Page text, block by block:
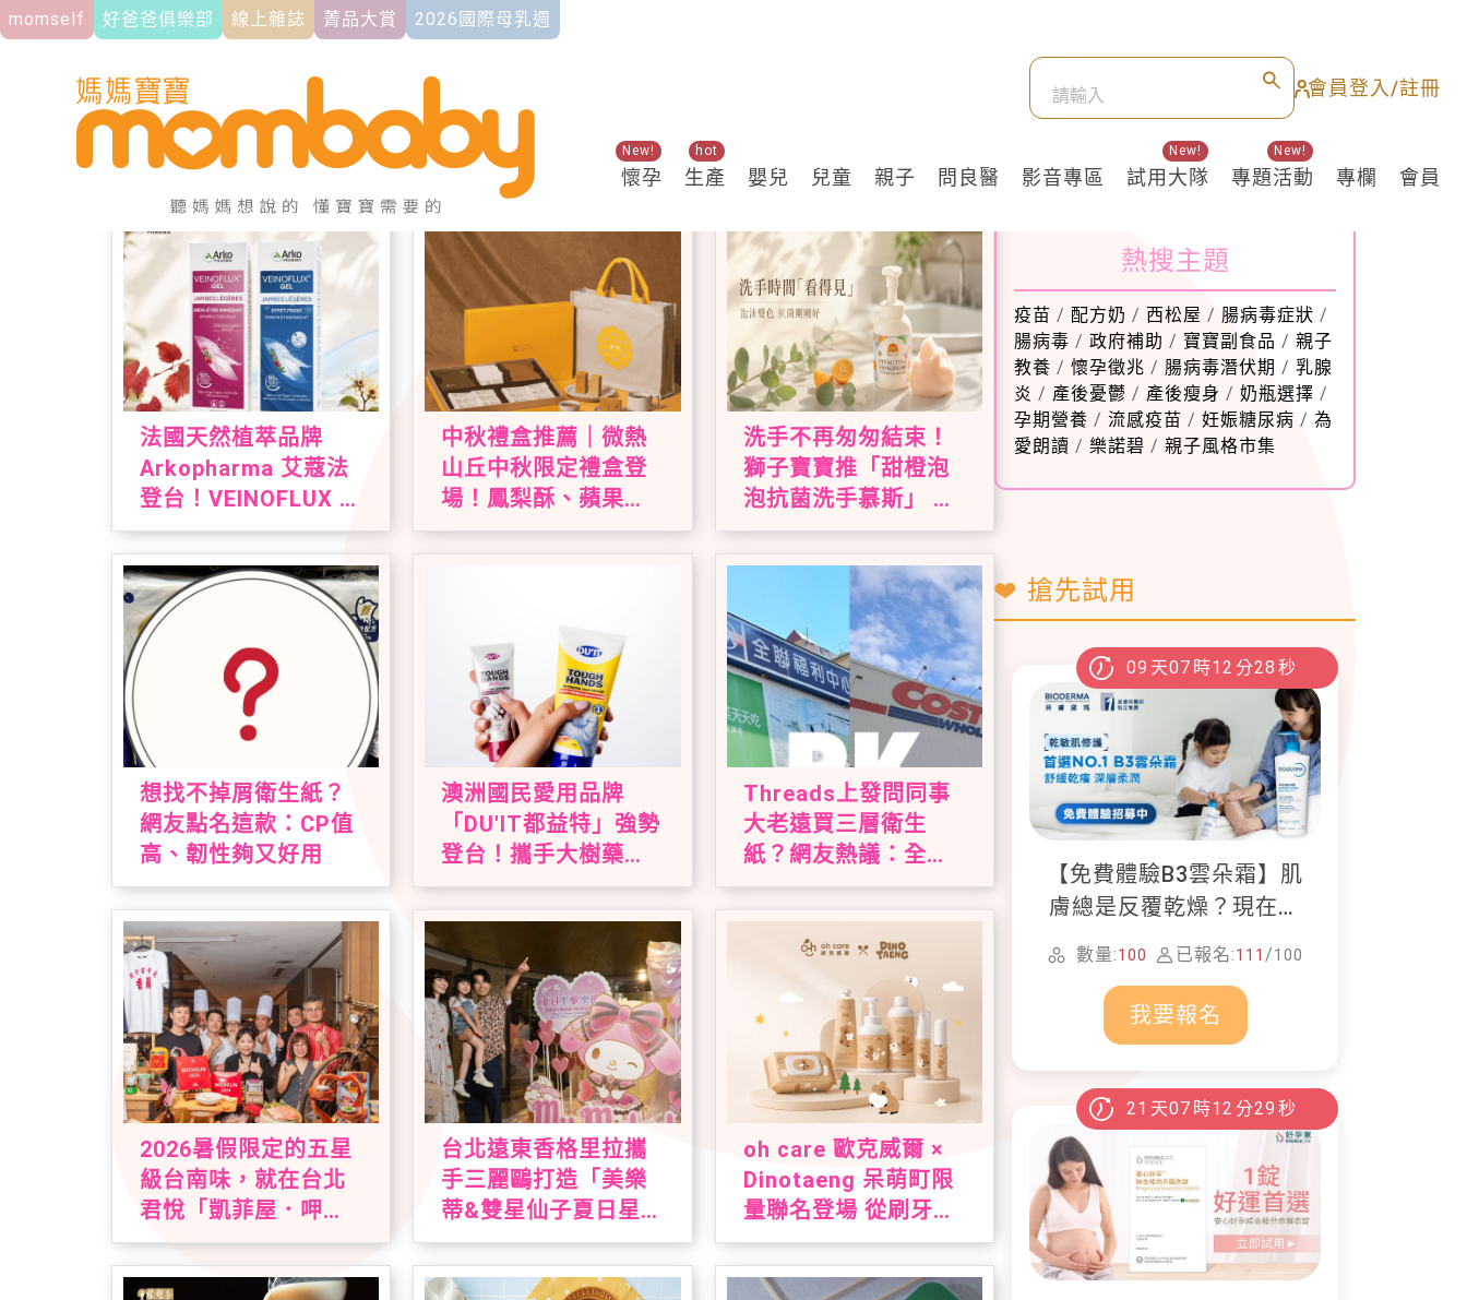
momself 好爸爸俱樂部 線上雜誌 菁品大賞 2026國際母乳週
會員登入/註冊
懷孕
New!
生產
hot
嬰兒 兒童 親子 問良醫 影音專區 試用大隊
New!
專題活動
New!
專欄 會員
專題活動 品牌好康
法國天然植萃品牌
Arkopharma 艾蔻法
登台！VEINOFLUX 帶
來法式植萃夏日腿部
保養新趨勢
中秋禮盒推薦｜微熱
山丘中秋限定禮盒登
場！鳳梨酥、蘋果
酥、山丘芭娜娜一次
收藏
洗手不再匆匆結束！
獅子寶寶推「甜橙泡
泡抗菌洗手慕斯」 神
奇變色泡泡引領潔手
互動風潮
想找不掉屑衛生紙？
網友點名這款：CP值
高、韌性夠又好用
澳洲國民愛用品牌
「DU'IT都益特」強勢
登台！攜手大樹藥局
獨家上市 帶來溫和安
心配方修護乾裂肌
Threads上發問同事
大老遠買三層衛生
紙？網友熱議：全聯
方便又好用
2026暑假限定的五星
級台南味，就在台北
君悅「凱菲屋．呷台
南」名店美食節登場
台北遠東香格里拉攜
手三麗鷗打造「美樂
蒂&雙星仙子夏日星夢
假期」 7/1暑假超萌
登場
oh care 歐克威爾 ×
Dinotaeng 呆萌町限
量聯名登場 從刷牙到
洗手，把療癒與保養
一次帶進生活裡
熱搜主題
疫苗 / 配方奶 / 西松屋 / 腸病毒症狀 /
腸病毒 / 政府補助 / 寶寶副食品 / 親子
教養 / 懷孕徵兆 / 腸病毒潛伏期 / 乳腺
炎 / 產後憂鬱 / 產後瘦身 / 奶瓶選擇 /
孕期營養 / 流感疫苗 / 妊娠糖尿病 / 為
愛朗讀 / 樂諾碧 / 親子風格市集
搶先試用
09 天07 時12 分27 秒
【免費體驗B3雲朵霜】肌
膚總是反覆乾燥？現在就
加入貝膚黛瑪修護體驗計
畫！
數量:100 已報名:111 /100
我要報名
21 天07 時12 分28 秒